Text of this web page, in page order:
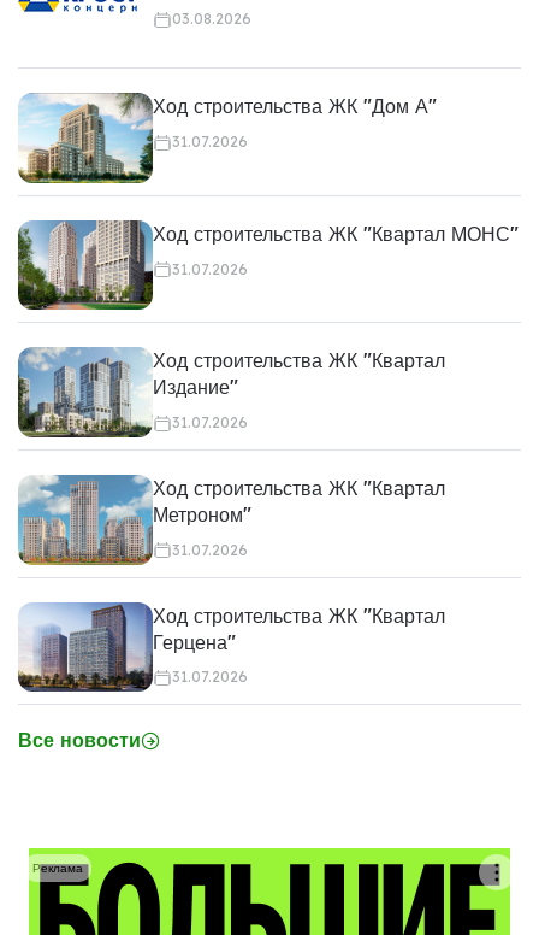
03.08.2026
Ход строительства ЖК "Дом А"
31.07.2026
Ход строительства ЖК "Квартал МОНС"
31.07.2026
Ход строительства ЖК "Квартал
Издание"
31.07.2026
Ход строительства ЖК "Квартал
Метроном"
31.07.2026
Ход строительства ЖК "Квартал
Герцена"
31.07.2026
Все новости
Реклама